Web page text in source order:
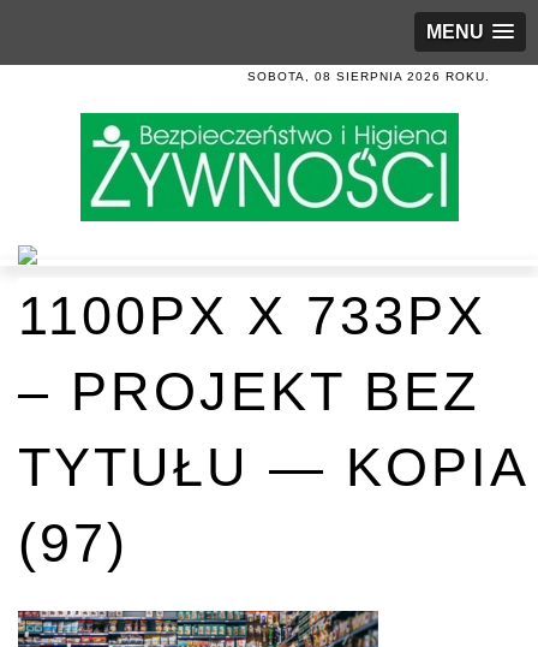
MENU
SOBOTA, 08 SIERPNIA 2026 ROKU.
1100PX X 733PX
– PROJEKT BEZ
TYTUŁU — KOPIA
(97)